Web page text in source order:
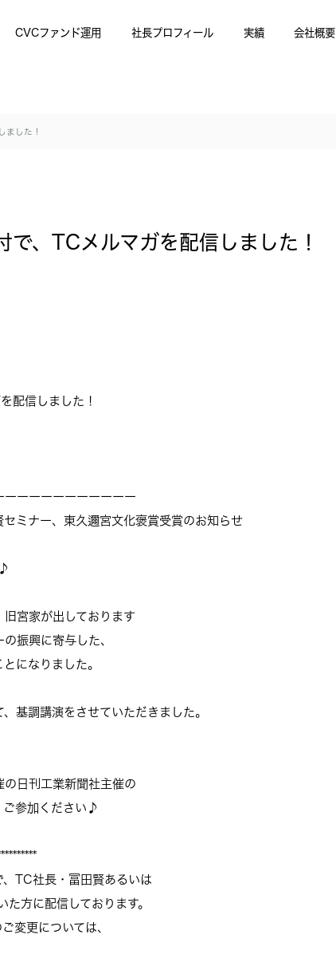
CVCファンド運用 社長プロフィール 実績 会社概要
ました！
、TCメルマガを配信しました！
配信しました！
ーーーーーーーーーー
ミナー、東久邇宮文化褒賞受賞のお知らせ
宮家が出しております
振興に寄与した、
になりました。
基調講演をさせていただきました。
日刊工業新聞社主催の
ご参加ください♪
TC社長・冨田賢あるいは
方に配信しております。
変更については、